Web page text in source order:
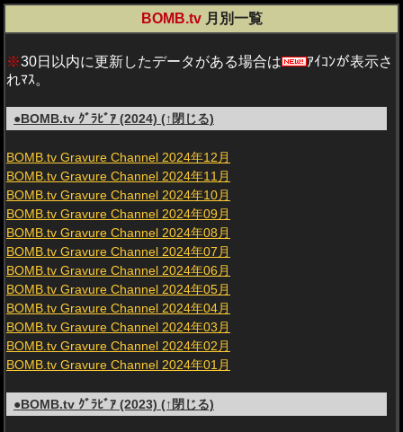
BOMB.tv月別一覧
※30日以内に更新したデータがある場合は
ｱｲｺﾝが表示さ
れﾏｽ。
●BOMB.tv ｸﾞﾗﾋﾞｱ (2024) (↑閉じる)
BOMB.tv Gravure Channel 2024年12月
BOMB.tv Gravure Channel 2024年11月
BOMB.tv Gravure Channel 2024年10月
BOMB.tv Gravure Channel 2024年09月
BOMB.tv Gravure Channel 2024年08月
BOMB.tv Gravure Channel 2024年07月
BOMB.tv Gravure Channel 2024年06月
BOMB.tv Gravure Channel 2024年05月
BOMB.tv Gravure Channel 2024年04月
BOMB.tv Gravure Channel 2024年03月
BOMB.tv Gravure Channel 2024年02月
BOMB.tv Gravure Channel 2024年01月
●BOMB.tv ｸﾞﾗﾋﾞｱ (2023) (↑閉じる)